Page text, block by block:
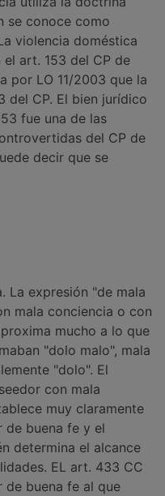
se conoce como
violencia doméstica
art. 153 del CP de
por LO 11/2003 que la
del CP. El bien jurídico
fue una de las
del CP de
decir que se
La expresión "de mala
mala conciencia o con
mucho a lo que
"dolo malo", mala
"dolo". El
con mala
muy claramente
de buena fe y el
determina el alcance
EL art. 433 CC
de buena fe al que